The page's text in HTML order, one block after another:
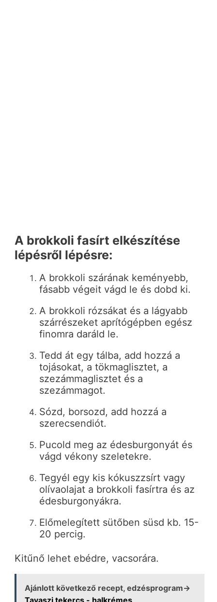
A brokkoli fasírt elkészítése
lépésről lépésre:
A brokkoli szárának keményebb,
fásabb végeit vágd le és dobd ki.
A brokkoli rózsákat és a lágyabb
szárrészeket aprítógépben egész
finomra daráld le.
Tedd át egy tálba, add hozzá a
tojásokat, a tökmaglisztet, a
szezámmaglisztet és a
szezámmagot.
Sózd, borsozd, add hozzá a
szerecsendiót.
Pucold meg az édesburgonyát és
vágd vékony szeletekre.
Tegyél egy kis kókuszzsírt vagy
olívaolajat a brokkoli fasírtra és az
édesburgonyákra.
Előmelegített sütőben süsd kb. 15-
20 percig.
Kitűnő lehet ebédre, vacsorára.
Ajánlott következő recept, edzésprogram→
Tavaszi tekercs - halkrémes